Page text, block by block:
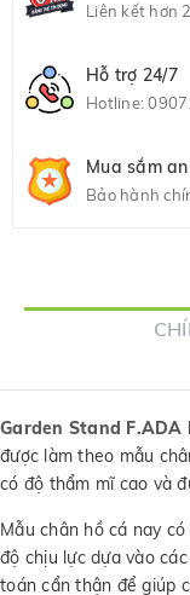
Liên kết hơn
Hỗ trợ 24/7
Hotline:
Mua sắm
Bảo hành
Garden Stand F.ADA
được làm theo mẫu
có độ thẩm mĩ cao và
Mẫu chân hồ cá nay
độ chịu lực dựa vào
toán cẩn thận để giúp